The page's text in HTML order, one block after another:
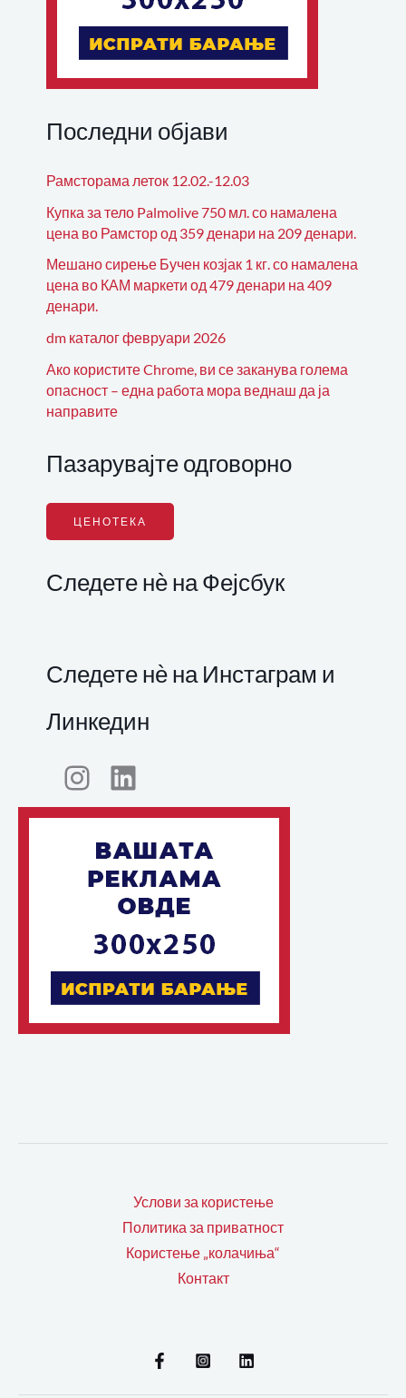
Последни објави
Рамсторама леток 12.02.-12.03
Купка за тело Palmolive 750 мл. со намалена
цена во Рамстор од 359 денари на 209 денари.
Мешано сирење Бучен козјак 1 кг. со намалена
цена во КАМ маркети од 479 денари на 409
денари.
dm каталог февруари 2026
Ако користите Chrome, ви се заканува голема
опасност – една работа мора веднаш да ја
направите
Пазарувајте одговорно
ЦЕНОТЕКА
Следете нѐ на Фејсбук
Следете нѐ на Инстаграм и
Линкедин
Услови за користење
Политика за приватност
Користење „колачиња“
Контакт